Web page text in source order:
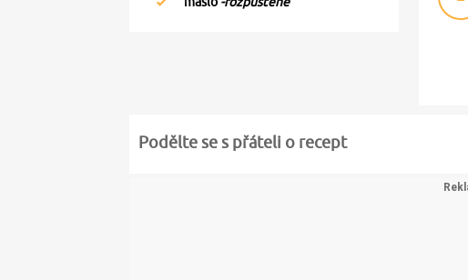
Podělte se s přáteli o recept